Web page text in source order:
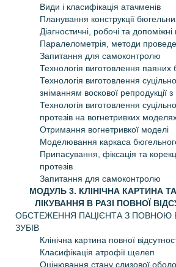
Види і класифікація атачменів
Планування конструкції
Діагностичні, робочі та
Паралелометрія, методи
Запитання для самоконтролю
Технологія виготовлення паяних
Технологія виготовлення
зніманням воскової репродукції
Технологія виготовлення
протезів на вогнетривких
Отримання вогнетривкої моделі
Моделювання каркаса
Припасування, фіксація та
протезів
Запитання для самоконтролю
МОДУЛЬ 3. КЛІНІЧНА КАРТИНА
ЛІКУВАННЯ В РАЗІ ПОВНОЇ
ОБСТЕЖЕННЯ ПАЦІЄНТА З ПОВНОЮ
ЗУБІВ
Клінічна картина повної
Класифікація атрофії щелеп
Оцінювання стану слизової